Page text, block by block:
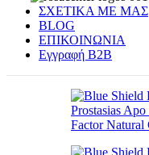
ΣΧΕΤΙΚΑ ΜΕ ΜΑΣ
BLOG
ΕΠΙΚΟΙΝΩΝΙΑ
Εγγραφή Β2Β